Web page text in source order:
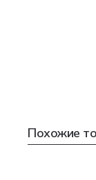
Похожие